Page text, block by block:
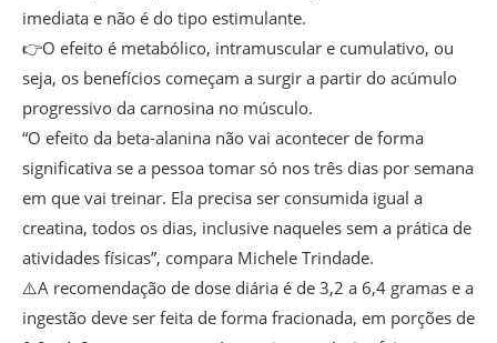
imediata e não é do tipo estimulante.
👉O efeito é metabólico, intramuscular e cumulativo, ou
seja, os benefícios começam a surgir a partir do acúmulo
progressivo da carnosina no músculo.
“O efeito da beta-alanina não vai acontecer de forma
significativa se a pessoa tomar só nos três dias por semana
em que vai treinar. Ela precisa ser consumida igual a
creatina, todos os dias, inclusive naqueles sem a prática de
atividades físicas”, compara Michele Trindade.
⚠️A recomendação de dose diária é de 3,2 a 6,4 gramas e a
ingestão deve ser feita de forma fracionada, em porções de